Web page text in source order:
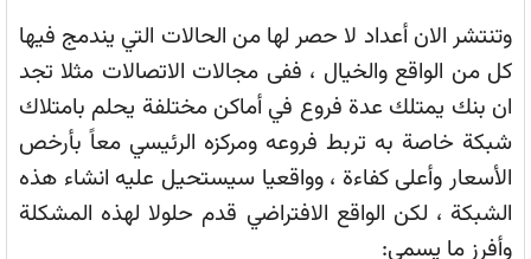
وتنتشر الان أعداد لا حصر لها من الحالات التي يندمج فيها
كل من الواقع والخيال ، ففى مجالات الاتصالات مثلا تجد
ان بنك يمتلك عدة فروع في أماكن مختلفة يحلم بامتلاك
شبكة خاصة به تربط فروعه ومركزه الرئيسي معاً بأرخص
الأسعار وأعلى كفاءة ، وواقعيا سيستحيل عليه انشاء هذه
الشبكة ، لكن الواقع الافتراضي قدم حلولا لهذه المشكلة
وأفرز ما يسمى: